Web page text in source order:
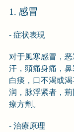
1. 感冒
- 症状表現
对于風寒感冒，
汗，頭痛身痛，
白痰，口不渴或
润，脉浮紧者，
療方劑。
- 治療原理